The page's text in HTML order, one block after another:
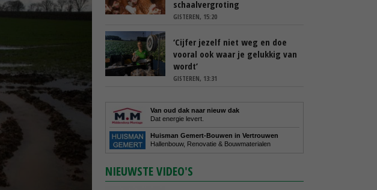
schaalvergroting
GISTEREN, 15:20
‘Cijfer jezelf niet weg en doe
vooral ook waar je gelukkig van
wordt’
GISTEREN, 13:31
Van oud dak naar nieuw dak
Dat energie levert.
Huisman Gemert-Bouwen in Vertrouwen
Hallenbouw, Renovatie & Bouwmaterialen
NIEUWSTE VIDEO'S